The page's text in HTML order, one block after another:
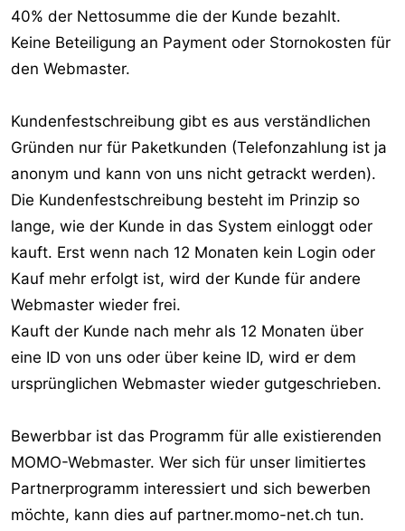
40% der Nettosumme die der Kunde bezahlt.
Keine Beteiligung an Payment oder Stornokosten für
den Webmaster.
Kundenfestschreibung gibt es aus verständlichen
Gründen nur für Paketkunden (Telefonzahlung ist ja
anonym und kann von uns nicht getrackt werden).
Die Kundenfestschreibung besteht im Prinzip so
lange, wie der Kunde in das System einloggt oder
kauft. Erst wenn nach 12 Monaten kein Login oder
Kauf mehr erfolgt ist, wird der Kunde für andere
Webmaster wieder frei.
Kauft der Kunde nach mehr als 12 Monaten über
eine ID von uns oder über keine ID, wird er dem
ursprünglichen Webmaster wieder gutgeschrieben.
Bewerbbar ist das Programm für alle existierenden
MOMO-Webmaster. Wer sich für unser limitiertes
Partnerprogramm interessiert und sich bewerben
möchte, kann dies auf partner.momo-net.ch tun.